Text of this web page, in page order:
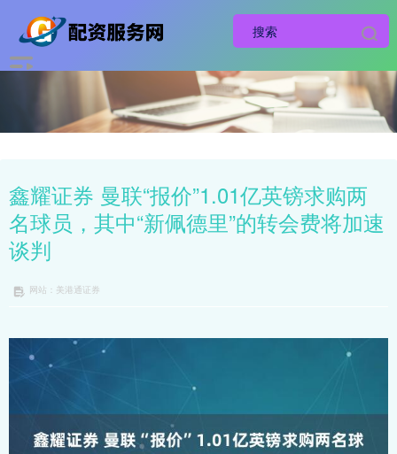
鑫耀证券 曼联“报价”1.01亿英镑求购两
名球员，其中“新佩德里”的转会费将加速
谈判
网站：美港通证券